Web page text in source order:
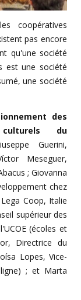
coopératives
pas encore
qu'une société
est une société
une société
des
du
Guerini,
Meseguer,
; Giovanna
chez
Coop, Italie
supérieur des
(écoles et
Directrice du
Lopes, Vice-
; et Marta